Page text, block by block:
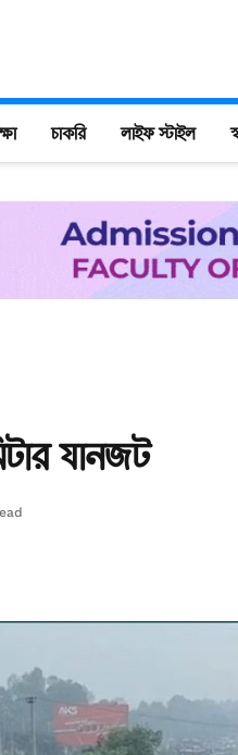
চাকরি লাইফ স্টাইল
যানজট